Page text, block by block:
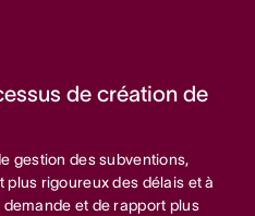
de création de
gestion des subventions,
rigoureux des délais et à
et de rapport plus